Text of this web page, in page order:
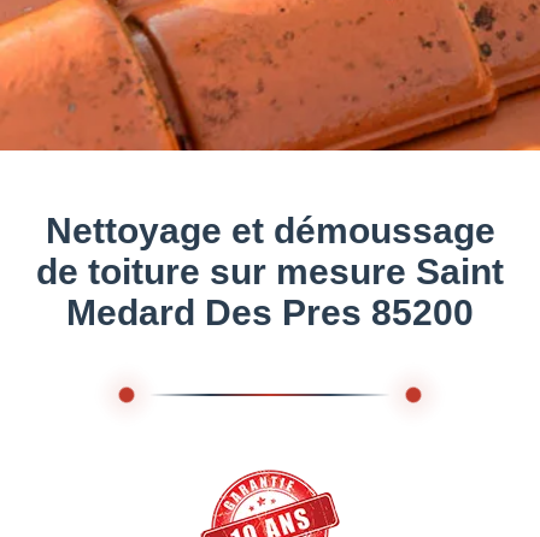
Nettoyage et démoussage
de toiture sur mesure Saint
Medard Des Pres 85200